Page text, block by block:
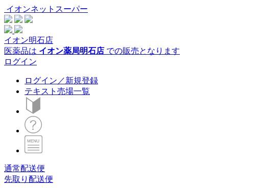
イオンネットスーパー
イオン明石店
医薬品は イオン薬局明石店 での販売となります
ログイン
ログイン／新規登録
テキスト売場一覧
通常配送便
先取り配送便